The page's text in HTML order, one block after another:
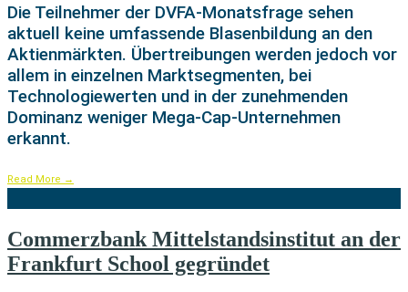
Die Teilnehmer der DVFA-Monatsfrage sehen
aktuell keine umfassende Blasenbildung an den
Aktienmärkten. Übertreibungen werden jedoch vor
allem in einzelnen Marktsegmenten, bei
Technologiewerten und in der zunehmenden
Dominanz weniger Mega-Cap-Unternehmen
erkannt.
Read More →
Commerzbank Mittelstandsinstitut an der
Frankfurt School gegründet